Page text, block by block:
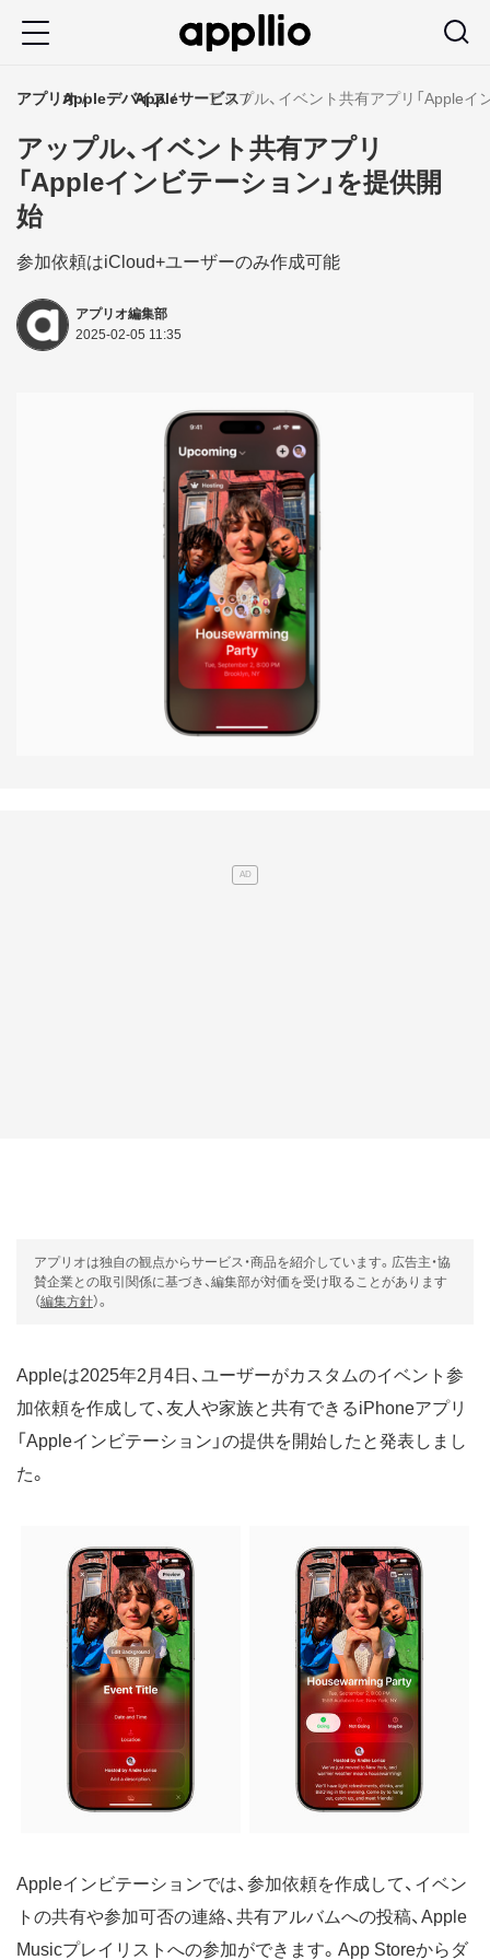
ン
ツ
移
アプリオAppleデバイスAppleサービスアップル、イベント共有アプリ「Appleイ
アップル、イベント共有アプリ
「Appleインビテーション」を提供開
始
参加依頼はiCloud+ユーザーのみ作成可能
アプリオ編集部
2025-02-05 11:35
アプリオは独自の観点からサービス・商品を紹介しています。広告主・協
賛企業との取引関係に基づき、編集部が対価を受け取ることがあります
（編集方針）。
Appleは2025年2月4日、ユーザーがカスタムのイベント参
加依頼を作成して、友人や家族と共有できるiPhoneアプリ
「Appleインビテーション」の提供を開始したと発表しまし
た。
Appleインビテーションでは、参加依頼を作成して、イベン
トの共有や参加可否の連絡、共有アルバムへの投稿、Apple
Musicプレイリストへの参加ができます。App Storeからダ